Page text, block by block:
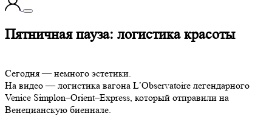
Пятничная пауза: логистика красоты
Сегодня — немного эстетики.
На видео — логистика вагона L’Observatoire легендарного
Venice Simplon–Orient–Express, который отправили на
Венецианскую биеннале.